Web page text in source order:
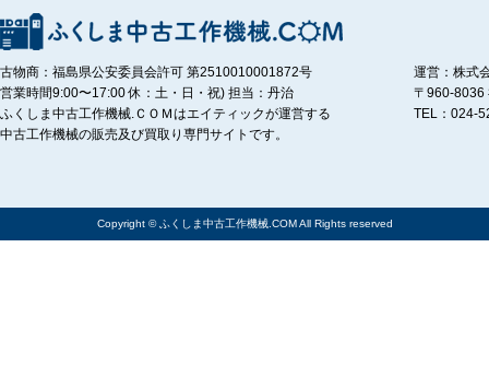
古物商：福島県公安委員会許可 第2510010001872号
営業時間9:00〜17:00 休：土・日・祝) 担当：丹治
ふくしま中古工作機械.ＣＯＭはエイティックが運営する
中古工作機械の販売及び買取り専門サイトです。
運営：株式
〒960-8036
TEL：024-
Copyright © ふくしま中古工作機械.COM All Rights reserved